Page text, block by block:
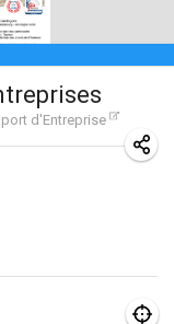
d'Entreprise
和國